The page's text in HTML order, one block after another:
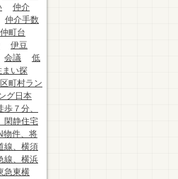
仲介
仲介手数
仲町台
伊豆
会議
低
まい探
町村ラン
グ日本
７分、
閑静住宅
物件、将
線、横須
線、横浜
急東横